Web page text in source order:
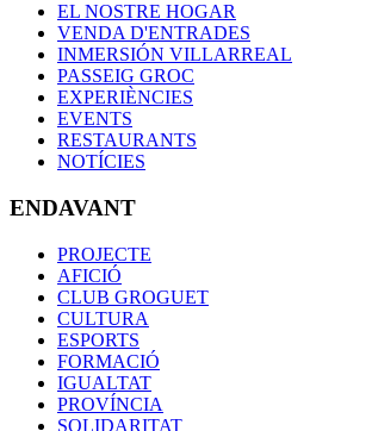
EL NOSTRE HOGAR
VENDA D'ENTRADES
INMERSIÓN VILLARREAL
PASSEIG GROC
EXPERIÈNCIES
EVENTS
RESTAURANTS
NOTÍCIES
ENDAVANT
PROJECTE
AFICIÓ
CLUB GROGUET
CULTURA
ESPORTS
FORMACIÓ
IGUALTAT
PROVÍNCIA
SOLIDARITAT